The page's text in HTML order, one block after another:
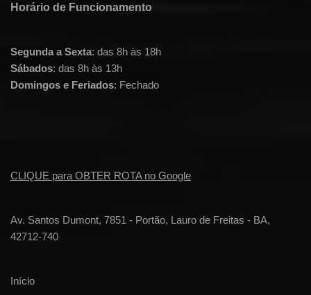
Horário de Funcionamento
Segunda a Sexta: das 8h às 18h
Sábados: das 8h às 13h
Domingos e Feriados: Fechado
CLIQUE para OBTER ROTA no Google
Av. Santos Dumont, 7851 - Portão, Lauro de Freitas - BA,
42712-740
Início